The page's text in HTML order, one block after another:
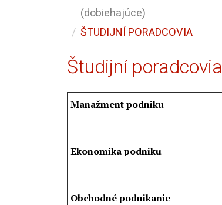
(dobiehajúce)
ŠTUDIJNÍ PORADCOVIA
Študijní poradcovia
Manažment podniku
Ekonomika podniku
Obchodné podnikanie